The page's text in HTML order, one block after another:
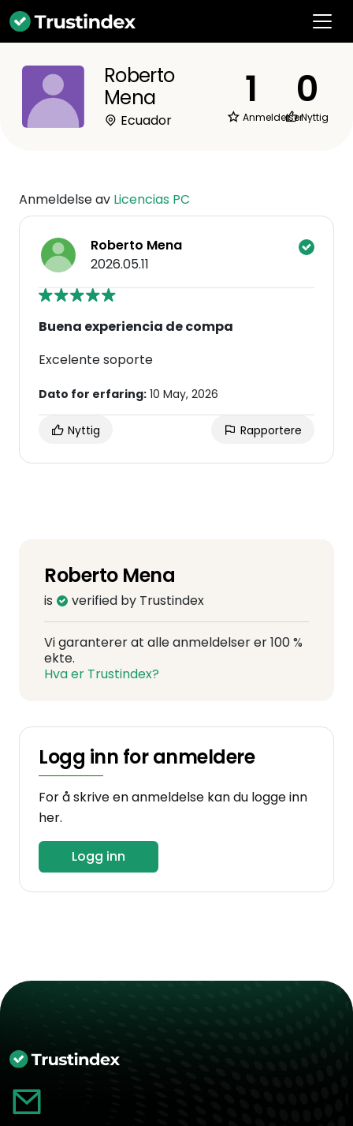
Roberto
Mena
Ecuador
1
Anmeldelser
0
Nyttig
Anmeldelse av Licencias PC
Roberto Mena
2026.05.11
Buena experiencia de compa
Excelente soporte
Dato for erfaring: 10 May, 2026
Nyttig Rapportere
Roberto Mena
is verified by Trustindex
Vi garanterer at alle anmeldelser er 100 %
ekte.
Hva er Trustindex?
Logg inn for anmeldere
For å skrive en anmeldelse kan du logge inn
her.
Logg inn